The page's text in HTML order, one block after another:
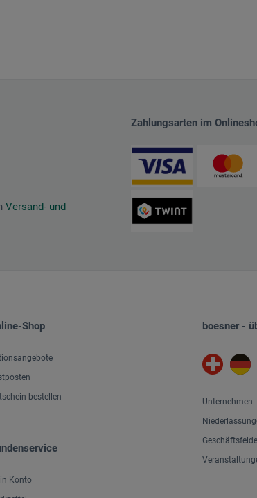
Versand- und
Zahlungsarten im
Shop
bestellen
Konto
boesner -
Unternehmen